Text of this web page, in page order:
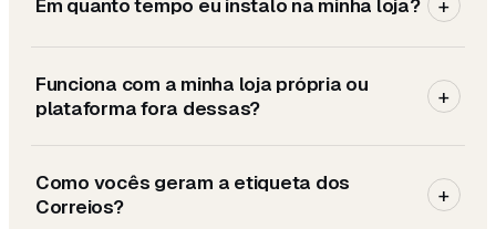
Em quanto tempo eu instalo na minha loja? +
Funciona com a minha loja própria ou
plataforma fora dessas?
+
Como vocês geram a etiqueta dos
Correios?
+